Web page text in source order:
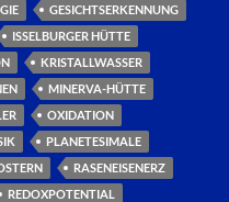
GESICHTSERKENNUNG
ISSELBURGER HÜTTE
KRISTALLWASSER
MINERVA-HÜTTE
OXIDATION
PLANETESIMALE
RASENEISENERZ
REDOXPOTENTIAL